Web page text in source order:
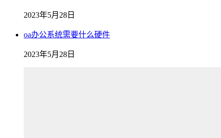
2023年5月28日
oa办公系统需要什么硬件
2023年5月28日